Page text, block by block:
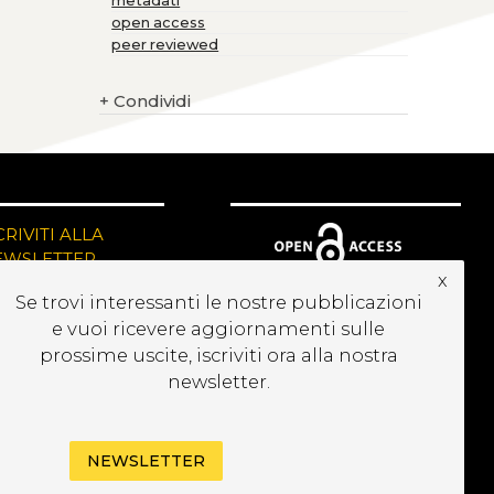
open access
peer reviewed
+ Condividi
ALLA
Se trovi interessanti le nostre pubblicazioni
e vuoi ricevere aggiornamenti sulle
prossime uscite, iscriviti ora alla nostra
newsletter.
x
NEWSLETTER